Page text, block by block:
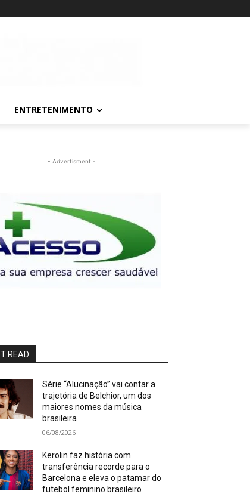
ENTRETENIMENTO
- Advertisment -
READ
Série “Alucinação” vai contar a
trajetória de Belchior, um dos
maiores nomes da música
brasileira
06/08/2026
Kerolin faz história com
transferência recorde para o
Barcelona e eleva o patamar do
futebol feminino brasileiro